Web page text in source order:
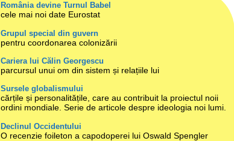
România devine Turnul Babel
cele mai noi date Eurostat
Grupul special din guvern
pentru coordonarea colonizării
Cariera lui Călin Georgescu
parcursul unui om din sistem și relațiile lui
Sursele globalismului
cărțile și personalitățile, care au contribuit la proiectul noii
ordini mondiale. Serie de articole despre ideologia noi lumi.
Declinul Occidentului
O recenzie foileton a capodoperei lui Oswald Spengler